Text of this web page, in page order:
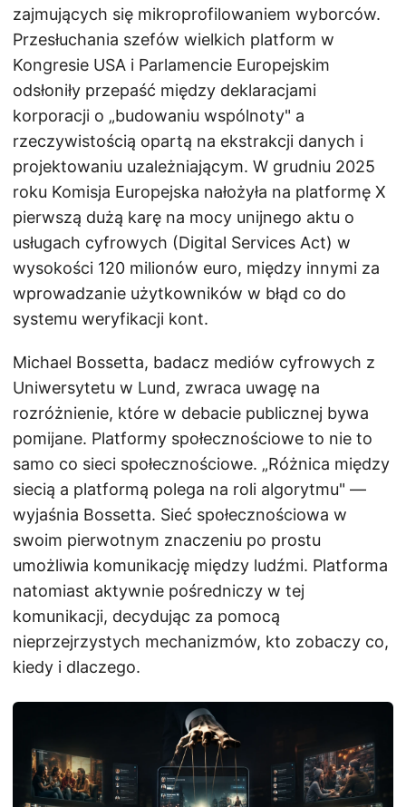
zajmujących się mikroprofilowaniem wyborców.
Przesłuchania szefów wielkich platform w
Kongresie USA i Parlamencie Europejskim
odsłoniły przepaść między deklaracjami
korporacji o „budowaniu wspólnoty" a
rzeczywistością opartą na ekstrakcji danych i
projektowaniu uzależniającym. W grudniu 2025
roku Komisja Europejska nałożyła na platformę X
pierwszą dużą karę na mocy unijnego aktu o
usługach cyfrowych (Digital Services Act) w
wysokości 120 milionów euro, między innymi za
wprowadzanie użytkowników w błąd co do
systemu weryfikacji kont.
Michael Bossetta, badacz mediów cyfrowych z
Uniwersytetu w Lund, zwraca uwagę na
rozróżnienie, które w debacie publicznej bywa
pomijane. Platformy społecznościowe to nie to
samo co sieci społecznościowe. „Różnica między
siecią a platformą polega na roli algorytmu" —
wyjaśnia Bossetta. Sieć społecznościowa w
swoim pierwotnym znaczeniu po prostu
umożliwia komunikację między ludźmi. Platforma
natomiast aktywnie pośredniczy w tej
komunikacji, decydując za pomocą
nieprzejrzystych mechanizmów, kto zobaczy co,
kiedy i dlaczego.